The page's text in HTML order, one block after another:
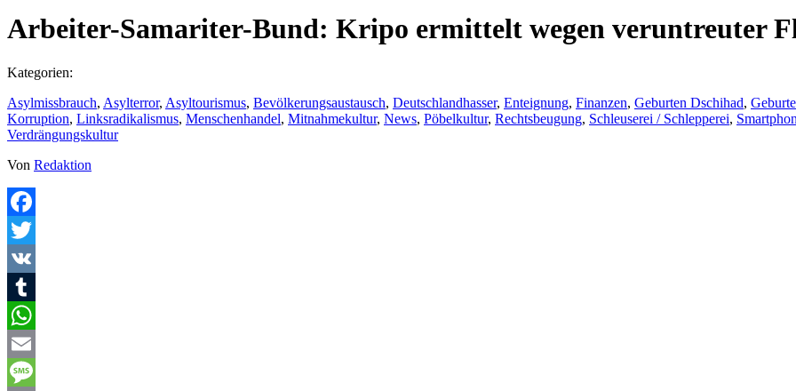
Arbeiter-Samariter-Bund: Kripo ermittelt wegen veruntreuter
Kategorien:
Asylmissbrauch, Asylterror, Asyltourismus, Bevölkerungsaustausch, Deutschlandhasser, Enteignung, Finanzen, Geburten Dschihad,
Korruption, Linksradikalismus, Menschenhandel, Mitnahmekultur, News, Pöbelkultur, Rechtsbeugung, Schleuserei / Schlepperei,
Verdrängungskultur
Von Redaktion
Facebook
Twitter
VK
Tumblr
WhatsApp
Email